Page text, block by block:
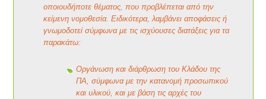
οποιουδήποτε θέματος, που προβλέπεται από την
κείμενη νομοθεσία. Ειδικότερα, λαμβάνει αποφάσεις ή
γνωμοδοτεί σύμφωνα με τις ισχύουσες διατάξεις για τα
παρακάτω:
Οργάνωση και διάρθρωση του Κλάδου της
ΠΑ, σύμφωνα με την κατανομή προσωπικού
και υλικού, και με βάση τις αρχές του